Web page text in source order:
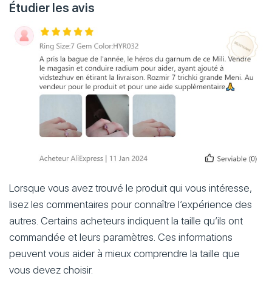
Étudier les avis
Lorsque vous avez trouvé le produit qui vous intéresse,
lisez les commentaires pour connaître l’expérience des
autres. Certains acheteurs indiquent la taille qu’ils ont
commandée et leurs paramètres. Ces informations
peuvent vous aider à mieux comprendre la taille que
vous devez choisir.